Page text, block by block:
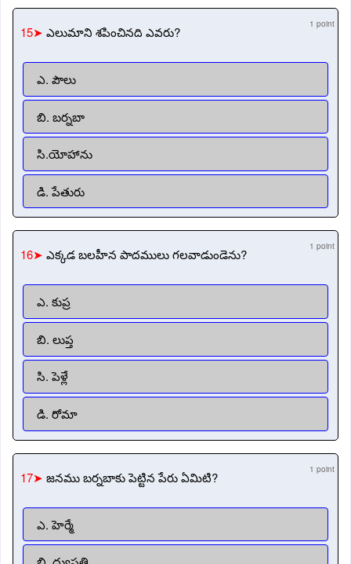
15➤ ఎలుమాని శపించినది ఎవరు? 1 point
ఎ. పౌలు
బి. బర్నబా
సి.యోహాను
డి. పేతురు
16➤ ఎక్కడ బలహీన పాదములు గలవాడుండెను? 1 point
ఎ. కుప్ర
బి. లుప్త
సి. పెళ్లే
డి. రోమా
17➤ జనము బర్నబాకు పెట్టిన పేరు ఏమిటి? 1 point
ఎ. హెర్మే